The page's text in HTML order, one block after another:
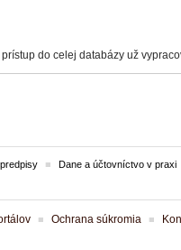
do celej databázy už
Dane a účtovníctvo v praxi
Ochrana súkromia